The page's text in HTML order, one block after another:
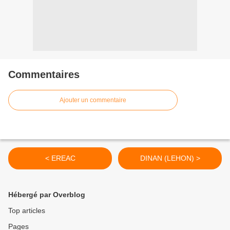
Commentaires
Ajouter un commentaire
< EREAC DINAN (LEHON) >
Hébergé par Overblog
Top articles
Pages